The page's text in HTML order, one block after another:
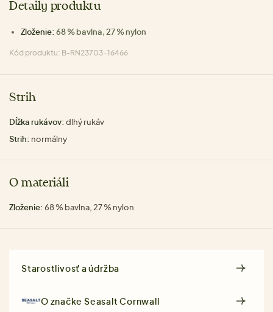
Detaily produktu
Zloženie: 68 % bavlna, 27 % nylon
Kód produktu: B-RN23703-16466
Strih
Dĺžka rukávov: dlhý rukáv
Strih: normálny
O materiáli
Zloženie: 68 % bavlna, 27 % nylon
Starostlivosť a údržba
O značkeSeasalt Cornwall